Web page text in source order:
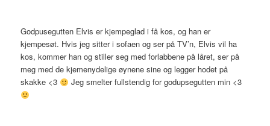
Godpusegutten Elvis er kjempeglad i få kos, og han er
kjempesøt. Hvis jeg sitter i sofaen og ser på TV’n, Elvis vil ha
kos, kommer han og stiller seg med forlabbene på låret, ser på
meg med de kjemenydelige øynene sine og legger hodet på
skakke <3
Jeg smelter fullstendig for godupsegutten min <3